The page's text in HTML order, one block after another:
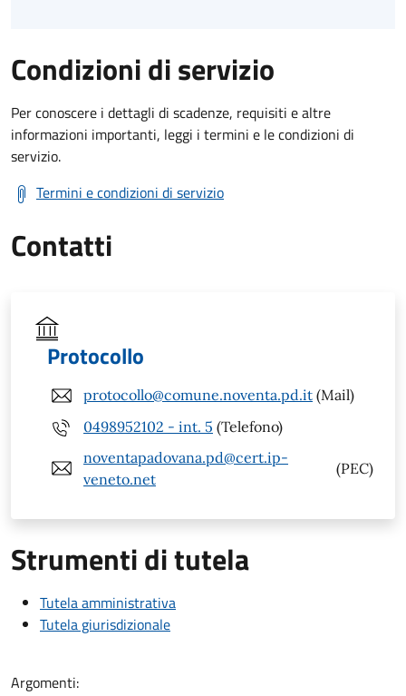
Condizioni di servizio
Per conoscere i dettagli di scadenze, requisiti e altre
informazioni importanti, leggi i termini e le condizioni di
servizio.
Termini e condizioni di servizio
Contatti
Protocollo
protocollo@comune.noventa.pd.it (Mail)
0498952102 - int. 5 (Telefono)
noventapadovana.pd@cert.ip-
veneto.net
(PEC)
Strumenti di tutela
Tutela amministrativa
Tutela giurisdizionale
Argomenti: